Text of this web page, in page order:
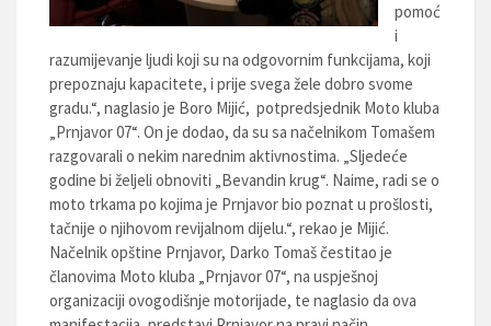
pomoć
i
razumijevanje ljudi koji su na odgovornim funkcijama, koji
prepoznaju kapacitete, i prije svega žele dobro svome
gradu.“, naglasio je Boro Mijić, potpredsjednik Moto kluba
„Prnjavor 07“. On je dodao, da su sa načelnikom Tomašem
razgovarali o nekim narednim aktivnostima. „Sljedeće
godine bi željeli obnoviti „Bevandin krug“. Naime, radi se o
moto trkama po kojima je Prnjavor bio poznat u prošlosti,
tačnije o njihovom revijalnom dijelu.“, rekao je Mijić.
Načelnik opštine Prnjavor, Darko Tomaš čestitao je
članovima Moto kluba „Prnjavor 07“, na uspješnoj
organizaciji ovogodišnje motorijade, te naglasio da ova